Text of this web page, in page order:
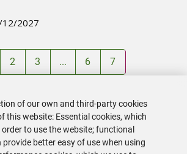
2027
2 3 ... 6 7
of our own and third-party cookies
this website: Essential cookies, which
to use the website; functional
provide better easy of use when using